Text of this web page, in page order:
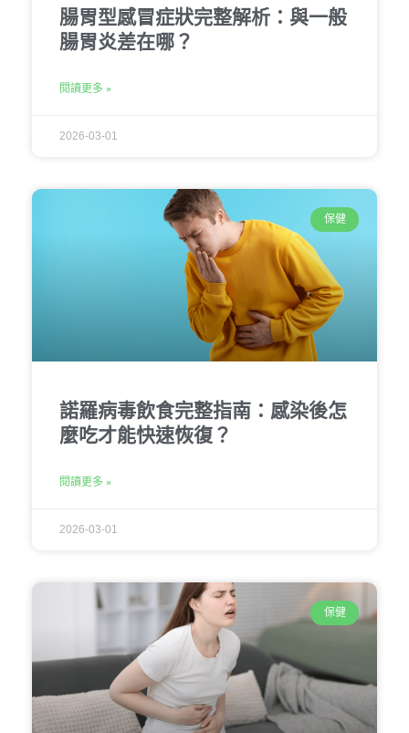
腸胃型感冒症狀完整解析：與一般
腸胃炎差在哪？
閱讀更多 »
2026-03-01
保健
諾羅病毒飲食完整指南：感染後怎
麼吃才能快速恢復？
閱讀更多 »
2026-03-01
保健